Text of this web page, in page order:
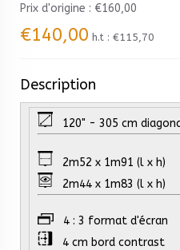
Prix ​​d'origine : €160,00
€140,00 h.t : €115,70
Description
120" - 305 cm
2m52 x 1m91 (l x h)
2m44 x 1m83 (l x h)
4 : 3 format d'écran
4 cm bord contrast